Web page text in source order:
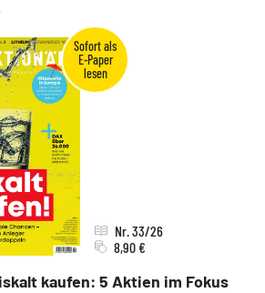
kaufen: 5 Aktien im Fokus
Nr. 33/26
8,90 €